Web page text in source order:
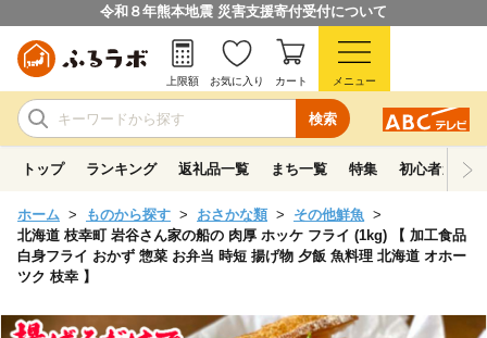
令和８年熊本地震 災害支援寄付受付について
検索
上限額 お気に入り カート メニュー
トップ ランキング 返礼品一覧 まち一覧 特集 初心者ガイド
ホーム ものから探す おさかな類
その他鮮魚
北海道 枝幸町 岩谷さん家の船の 肉厚 ホッケ フライ (1kg) 【 加工食品
白身フライ おかず 惣菜 お弁当 時短 揚げ物 夕飯 魚料理 北海道 オホー
ツク 枝幸 】